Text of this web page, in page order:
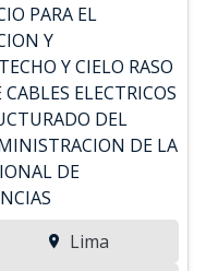
PARA EL
Y
Y CIELO RASO
ELECTRICOS
DEL
DE LA
DE
Lima